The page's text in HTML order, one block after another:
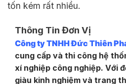
tốn kém rất nhiều.
Thông Tin Đơn Vị
Công ty TNHH Đức Thiên
cung cấp và thi công hệ
xí nghiệp công nghiệp. Với
giàu kinh nghiệm và trang